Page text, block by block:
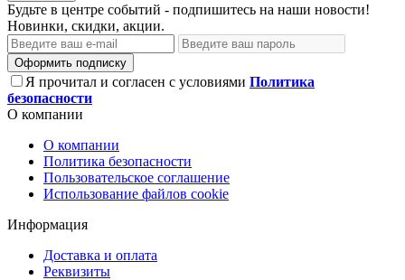
Будьте в центре событий - подпишитесь на наши новости!
Новинки, скидки, акции.
Оформить подписку
Я прочитал и согласен с условиями Политика
безопасности
О компании
О компании
Политика безопасности
Пользовательское соглашение
Использование файлов cookie
Информация
Доставка и оплата
Реквизиты